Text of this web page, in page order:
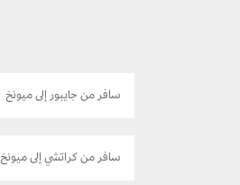
سافر من جايبور إلى ميونخ
سافر من كراتشي إلى ميونخ